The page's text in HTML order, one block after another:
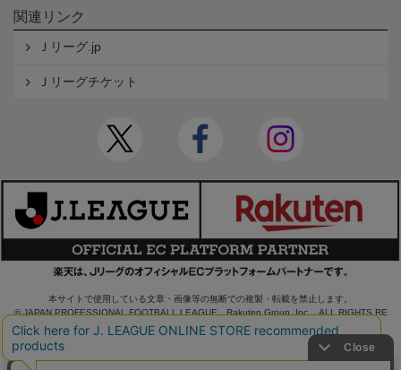
関連リンク
Ｊリーグ.jp
Ｊリーグチケット
本サイトで使用している文章・画像等の無断での複製・転載を禁止します。
© JAPAN PROFESSIONAL FOOTBALL LEAGUE Rakuten Group, Inc. ALL RIGHTS RE
SERVED.